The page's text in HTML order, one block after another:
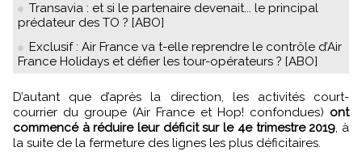
Transavia : et si le partenaire devenait... le principal
prédateur des TO ? [ABO]
Exclusif : Air France va t-elle reprendre le contrôle d’Air
France Holidays et défier les tour-opérateurs ? [ABO]
D’autant que d’après la direction, les activités court-
courrier du groupe (Air France et Hop! confondues) ont
commencé à réduire leur déficit sur le 4e trimestre 2019, à
la suite de la fermeture des lignes les plus déficitaires.